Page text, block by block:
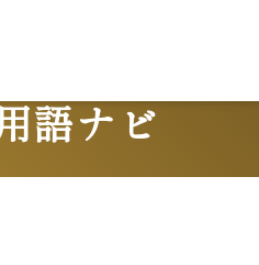
語ナビ